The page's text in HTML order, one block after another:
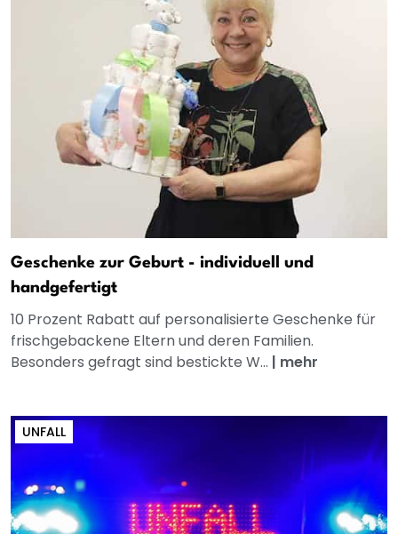
Geschenke zur Geburt - individuell und
handgefertigt
10 Prozent Rabatt auf personalisierte Geschenke für
frischgebackene Eltern und deren Familien.
Besonders gefragt sind bestickte W... | mehr
UNFALL